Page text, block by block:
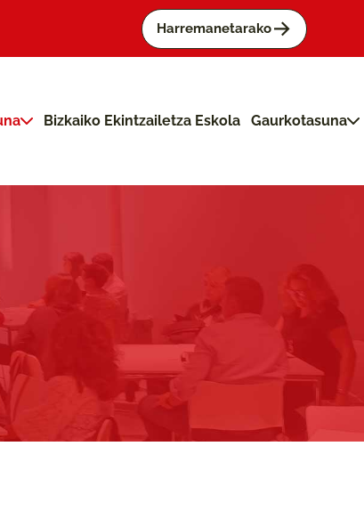
Harremanetarako->
Bizkaiko Ekintzailetza Eskola Gaurkotasuna